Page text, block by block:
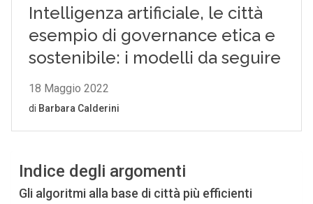
Indice degli argomenti
Gli algoritmi alla base di città più efficienti